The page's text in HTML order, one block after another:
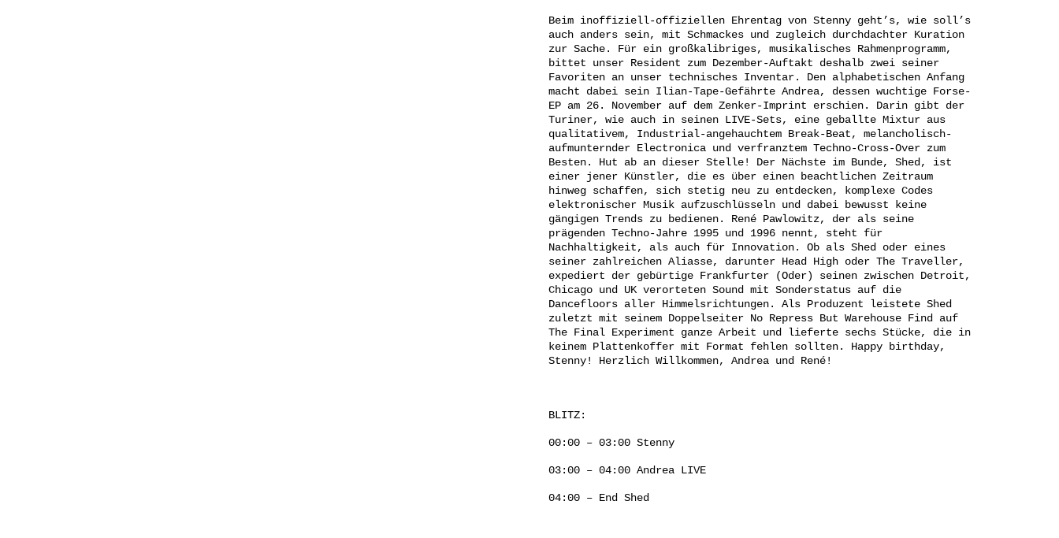
Beim inoffiziell-offiziellen Ehrentag von Stenny geht’s, wie soll’s
auch anders sein, mit Schmackes und zugleich durchdachter Kuration
zur Sache. Für ein großkalibriges, musikalisches Rahmenprogramm,
bittet unser Resident zum Dezember-Auftakt deshalb zwei seiner
Favoriten an unser technisches Inventar. Den alphabetischen Anfang
macht dabei sein Ilian-Tape-Gefährte Andrea, dessen wuchtige Forse-
EP am 26. November auf dem Zenker-Imprint erschien. Darin gibt der
Turiner, wie auch in seinen LIVE-Sets, eine geballte Mixtur aus
qualitativem, Industrial-angehauchtem Break-Beat, melancholisch-
aufmunternder Electronica und verfranztem Techno-Cross-Over zum
Besten. Hut ab an dieser Stelle! Der Nächste im Bunde, Shed, ist
einer jener Künstler, die es über einen beachtlichen Zeitraum
hinweg schaffen, sich stetig neu zu entdecken, komplexe Codes
elektronischer Musik aufzuschlüsseln und dabei bewusst keine
gängigen Trends zu bedienen. René Pawlowitz, der als seine
prägenden Techno-Jahre 1995 und 1996 nennt, steht für
Nachhaltigkeit, als auch für Innovation. Ob als Shed oder eines
seiner zahlreichen Aliasse, darunter Head High oder The Traveller,
expediert der gebürtige Frankfurter (Oder) seinen zwischen Detroit,
Chicago und UK verorteten Sound mit Sonderstatus auf die
Dancefloors aller Himmelsrichtungen. Als Produzent leistete Shed
zuletzt mit seinem Doppelseiter No Repress But Warehouse Find auf
The Final Experiment ganze Arbeit und lieferte sechs Stücke, die in
keinem Plattenkoffer mit Format fehlen sollten. Happy birthday,
Stenny! Herzlich Willkommen, Andrea und René!
BLITZ:
00:00 – 03:00 Stenny
03:00 – 04:00 Andrea LIVE
04:00 – End Shed